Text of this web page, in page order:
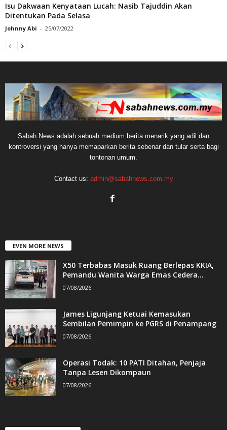
Isu Dakwaan Kenyataan Lucah: Nasib Tajuddin Akan
Ditentukan Pada Selasa
Johnny Abi - 25/07/2022
Sabah News adalah sebuah medium berita menarik yang adil dan
kontroversi yang hanya memaparkan berita sebenar dan tular serta bagi
tontonan umum.
Contact us: admin@sabahnews.com.my
EVEN MORE NEWS
X50 Terbabas Masuk Ruang Berlepas KKIA,
Pemandu Wanita Warga Emas Cedera...
07/08/2026
James Ligunjang Ketuai Kemasukan
Sembilan Pemimpin ke PGRS di Penampang
07/08/2026
Operasi Todak: 10 PATI Ditahan, Penjaja
Tanpa Lesen Dikompaun
07/08/2026